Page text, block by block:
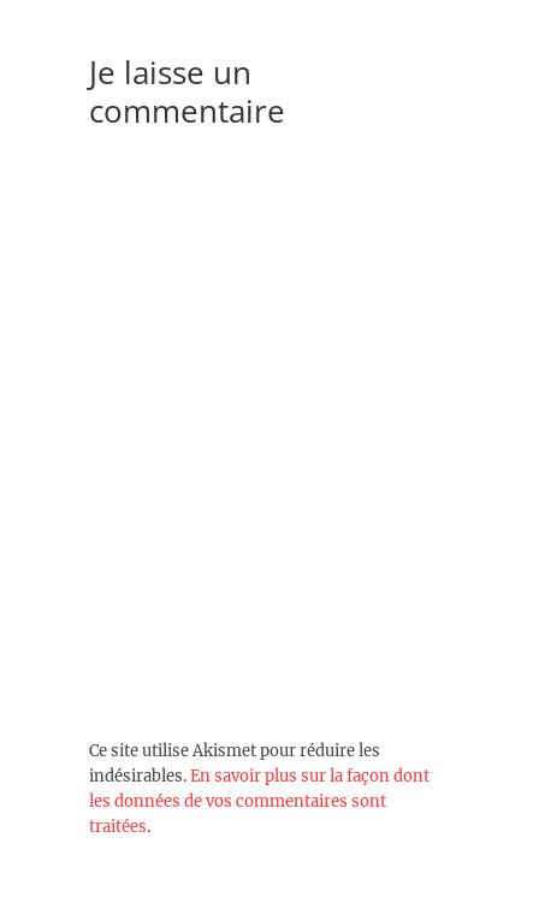
Je laisse un
commentaire
Ce site utilise Akismet pour réduire les
indésirables.En savoir plus sur la façon dont
les données de vos commentaires sont
traitées.